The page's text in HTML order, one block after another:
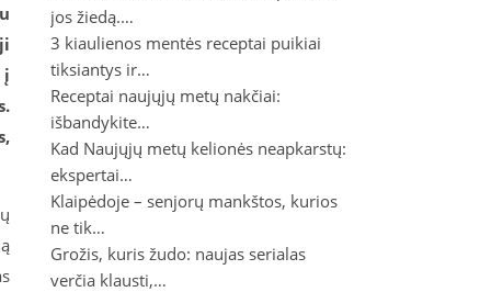
į
jos žiedą.…
3 kiaulienos mentės receptai puikiai
tiksiantys ir…
Receptai naujųjų metų nakčiai:
išbandykite…
Kad Naujųjų metų kelionės neapkarstų:
ekspertai…
Klaipėdoje – senjorų mankštos, kurios
ne tik…
Grožis, kuris žudo: naujas serialas
verčia klausti,…